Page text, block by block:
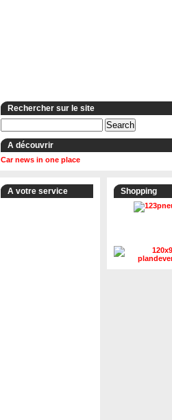
Rechercher sur le site
A découvrir
Car news in one place
A votre service Shopping